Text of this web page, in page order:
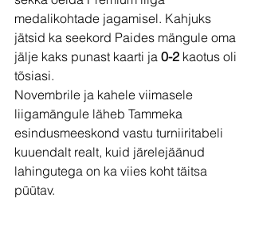
medalikohtade jagamisel. Kahjuks
jätsid ka seekord Paides mängule oma
jälje kaks punast kaarti ja 0-2 kaotus oli
tõsiasi.
Novembrile ja kahele viimasele
liigamängule läheb Tammeka
esindusmeeskond vastu turniiritabeli
kuuendalt realt, kuid järelejäänud
lahingutega on ka viies koht täitsa
püütav.